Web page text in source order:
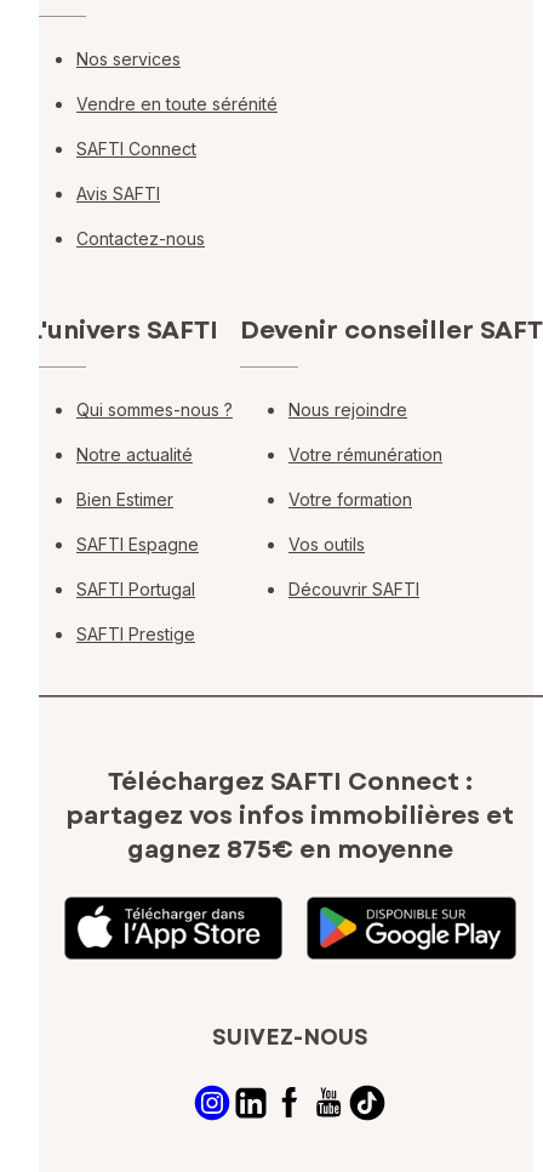
Nos services
Vendre en toute sérénité
SAFTI Connect
Avis SAFTI
Contactez-nous
L'univers SAFTI
Qui sommes-nous ?
Notre actualité
Bien Estimer
SAFTI Espagne
SAFTI Portugal
SAFTI Prestige
Devenir conseiller
Nous rejoindre
Votre rémunération
Votre formation
Vos outils
Découvrir SAFTI
Téléchargez SAFTI Connect :
partagez vos infos immobilières et
gagnez 875€ en moyenne
SUIVEZ-NOUS